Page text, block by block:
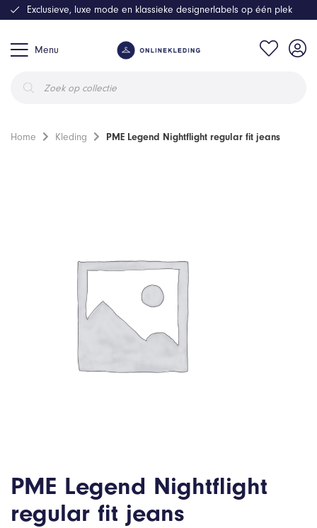
Menu
zoeken
Exclusieve, luxe mode en klassieke designerlabels op één plek
Home Kleding PME Legend Nightflight regular fit jeans
PME Legend Nightflight
regular fit jeans